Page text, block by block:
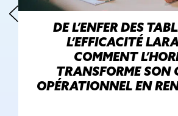
DE L’ENFER DES
L’EFFICACITÉ
COMMENT
TRANSFORME SON
OPÉRATIONNEL EN